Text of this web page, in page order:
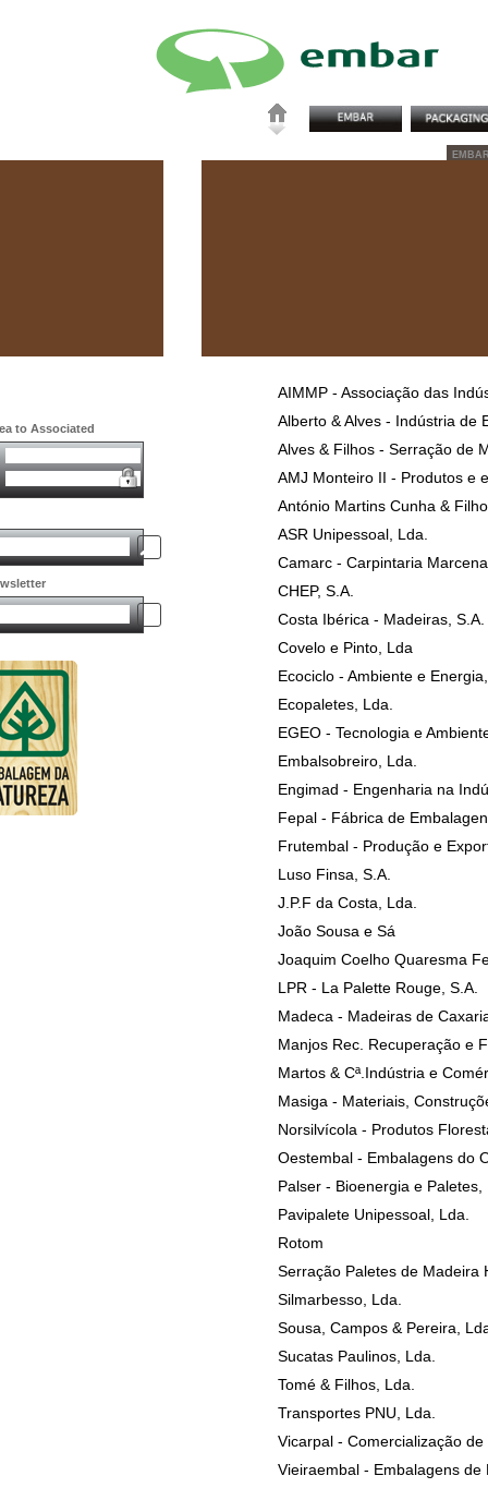
to Associated
AIMMP - Associação das
Alberto & Alves - Indústria de
Alves & Filhos - Serração de
AMJ Monteiro II - Produtos e
António Martins Cunha &
ASR Unipessoal, Lda.
Camarc - Carpintaria
CHEP, S.A.
Costa Ibérica - Madeiras, S.A.
Covelo e Pinto, Lda
Ecociclo - Ambiente e
Ecopaletes, Lda.
EGEO - Tecnologia e
Embalsobreiro, Lda.
Engimad - Engenharia na
Fepal - Fábrica de
Frutembal - Produção e
Luso Finsa, S.A.
J.P.F da Costa, Lda.
João Sousa e Sá
Joaquim Coelho Quaresma
LPR - La Palette Rouge, S.A.
Madeca - Madeiras de
Manjos Rec. Recuperação e
Martos & Cª.Indústria e
Masiga - Materiais,
Norsilvícola - Produtos
Oestembal - Embalagens do
Palser - Bioenergia e Paletes,
Pavipalete Unipessoal, Lda.
Rotom
Serração Paletes de Madeira
Silmarbesso, Lda.
Sousa, Campos & Pereira,
Sucatas Paulinos, Lda.
Tomé & Filhos, Lda.
Transportes PNU, Lda.
Vicarpal - Comercialização
Vieiraembal - Embalagens